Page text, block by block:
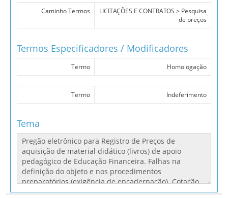
Caminho Termos
LICITAÇÕES E CONTRATOS > Pesquisa
de preços
Termos Especificadores / Modificadores
Termo Homologação
Termo Indeferimento
Tema